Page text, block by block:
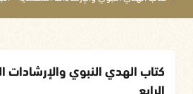
كتاب الهدي النبوي والإرشادات
الرابع